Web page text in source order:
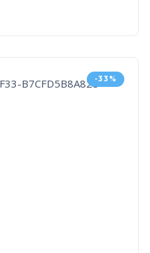
-33%